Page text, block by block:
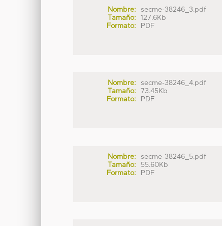
Nombre:
secme-38246_3.pdf
Tamaño:
127.6Kb
Formato:
PDF
Nombre:
secme-38246_4.pdf
Tamaño:
73.45Kb
Formato:
PDF
Nombre:
secme-38246_5.pdf
Tamaño:
55.60Kb
Formato:
PDF